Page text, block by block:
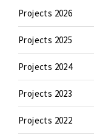
Projects 2026
Projects 2025
Projects 2024
Projects 2023
Projects 2022